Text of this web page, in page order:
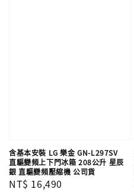
含基本安裝 LG 樂金 GN-L297SV
直驅變頻上下門冰箱 208公升 星辰
銀 直驅變頻壓縮機 公司貨
Regular
NT$ 16,490